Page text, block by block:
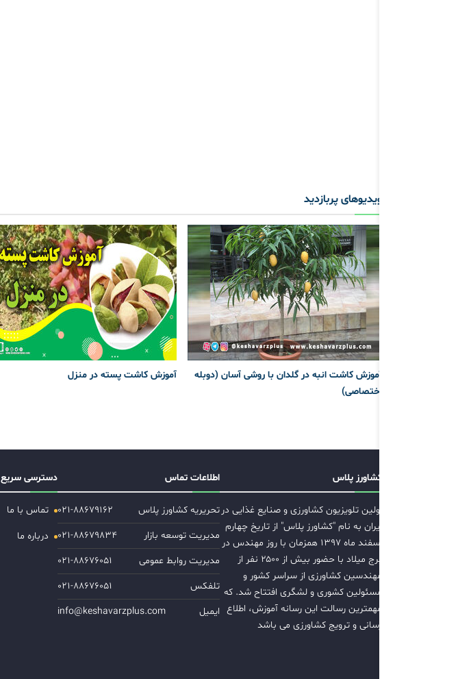
ویدیوهای پربازدید
آموزش کاشت انبه در گلدان با روشی آسان (دوبله
اختصاصی)
آموزش کاشت پسته در منزل
کشاورز پلاس
اولین تلویزیون کشاورزی و صنایع غذایی در
ایران به نام "کشاورز پلاس" از تاریخ چهارم
اسفند ماه ۱۳۹۷ همزمان با روز مهندس در
برج میلاد با حضور بیش از ۲۵۰۰ نفر از
مهندسین کشاورزی از سراسر کشور و
مسئولین کشوری و لشگری افتتاح شد. که
مهمترین رسالت این رسانه آموزش، اطلاع
رسانی و ترویج کشاورزی می باشد
اطلاعات تماس
تحریریه کشاورز پلاس
۰۲۱-۸۸۶۷۹۱۶۲
مدیریت توسعه بازار
۰۲۱-۸۸۶۷۹۸۳۴
مدیریت روابط عمومی
۰۲۱-۸۸۶۷۶۰۵۱
تلفکس
۰۲۱-۸۸۶۷۶۰۵۱
ایمیل
info@keshavarzplus.com
دسترسی سریع
تماس با ما
درباره ما